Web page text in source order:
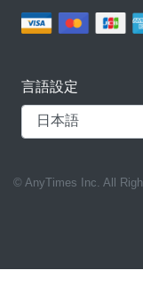
言語設定
© AnyTimes Inc. All